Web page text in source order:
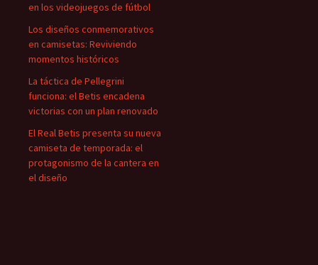
en los videojuegos de fútbol
Los diseños conmemorativos
en camisetas: Reviviendo
momentos históricos
La táctica de Pellegrini
funciona: el Betis encadena
victorias con un plan renovado
El Real Betis presenta su nueva
camiseta de temporada: el
protagonismo de la cantera en
el diseño